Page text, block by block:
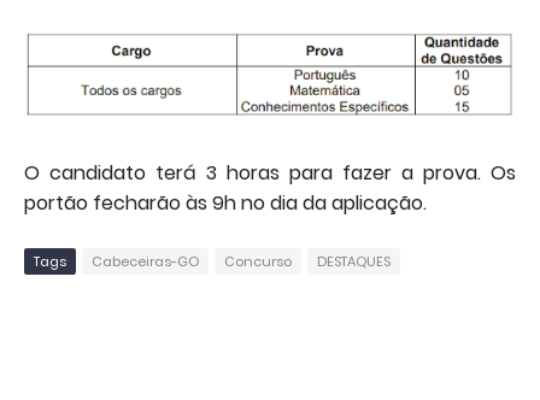
O candidato terá 3 horas para fazer a prova. Os
portão fecharão às 9h no dia da aplicação.
Tags Cabeceiras-GO Concurso DESTAQUES